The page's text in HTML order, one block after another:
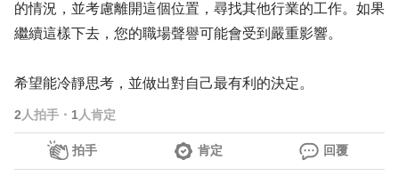
的情況，並考慮離開這個位置，尋找其他行業的工作。如果
繼續這樣下去，您的職場聲譽可能會受到嚴重影響。
希望能冷靜思考，並做出對自己最有利的決定。
2 人拍手 ・ 1 人肯定
拍手 肯定 回覆